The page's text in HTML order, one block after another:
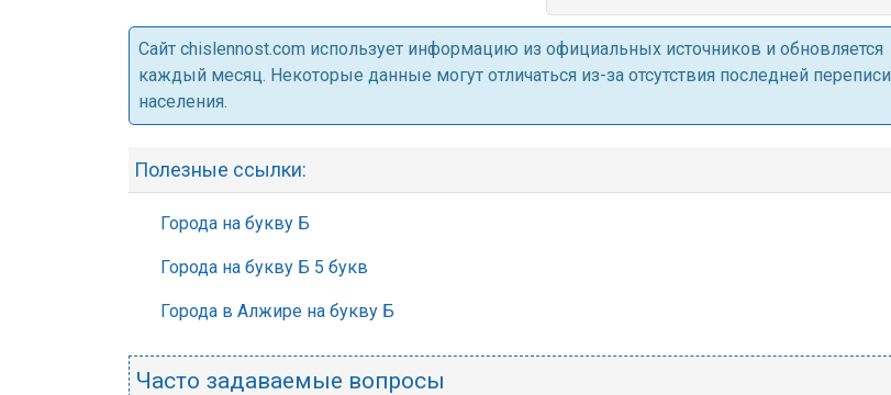
Cайт chislennost.com использует информацию из официальных источников и обновляется
каждый месяц. Некоторые данные могут отличаться из-за отсутствия последней переписи
населения.
Полезные ссылки:
Города на букву Б
Города на букву Б 5 букв
Города в Алжире на букву Б
Часто задаваемые вопросы